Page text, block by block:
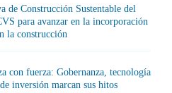
de Construcción Sustentable del
para avanzar en la incorporación
la construcción
con fuerza: Gobernanza, tecnología
inversión marcan sus hitos